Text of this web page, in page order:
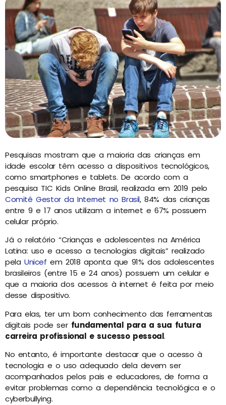
Pesquisas mostram que a maioria das crianças em
idade escolar têm acesso a dispositivos tecnológicos,
como smartphones e tablets. De acordo com a
pesquisa TIC Kids Online Brasil, realizada em 2019 pelo
Comitê Gestor da Internet no Brasil, 84% das crianças
entre 9 e 17 anos utilizam a internet e 67% possuem
celular próprio.
Já o relatório “Crianças e adolescentes na América
Latina: uso e acesso a tecnologias digitais” realizado
pela Unicef em 2018 aponta que 91% dos adolescentes
brasileiros (entre 15 e 24 anos) possuem um celular e
que a maioria dos acessos à internet é feita por meio
desse dispositivo.
Para elas, ter um bom conhecimento das ferramentas
digitais pode ser fundamental para a sua futura
carreira profissional e sucesso pessoal.
No entanto, é importante destacar que o acesso à
tecnologia e o uso adequado dela devem ser
acompanhados pelos pais e educadores, de forma a
evitar problemas como a dependência tecnológica e o
cyberbullying.